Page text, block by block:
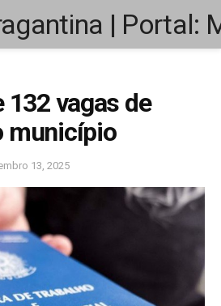
132 vagas de
município
13, 2025